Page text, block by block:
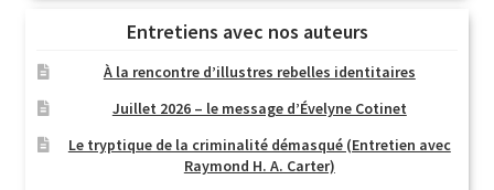
Entretiens avec nos auteurs
À la rencontre d’illustres rebelles identitaires
Juillet 2026 – le message d’Évelyne Cotinet
Le tryptique de la criminalité démasqué (Entretien avec
Raymond H. A. Carter)